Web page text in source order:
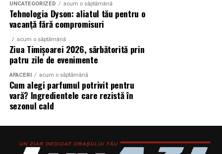
UNCATEGORIZED acum o săptămână
Tehnologia Dyson: aliatul tău pentru o
vacanță fără compromisuri
acum o săptămână
Ziua Timișoarei 2026, sărbătorită prin
patru zile de evenimente
AFACERI acum o săptămână
Cum alegi parfumul potrivit pentru
vară? Ingredientele care rezistă în
sezonul cald